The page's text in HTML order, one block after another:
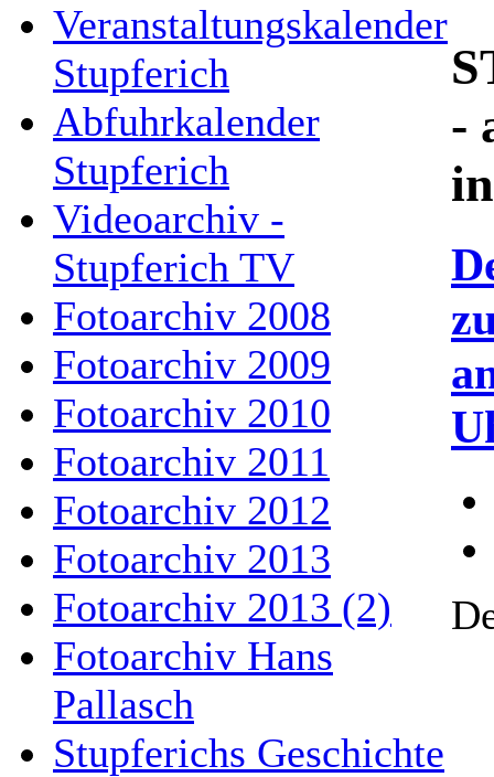
Veranstaltungskalender
Stupferich
Abfuhrkalender
Stupferich
Videoarchiv -
Stupferich TV
Fotoarchiv 2008
Fotoarchiv 2009
Fotoarchiv 2010
Fotoarchiv 2011
Fotoarchiv 2012
Fotoarchiv 2013
Fotoarchiv 2013 (2)
Fotoarchiv Hans
Pallasch
Stupferichs Geschichte
-